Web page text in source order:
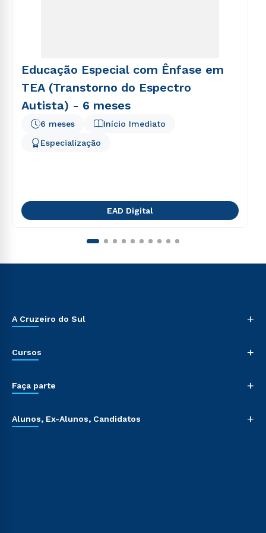
Educação Especial com Ênfase em
TEA (Transtorno do Espectro
Autista) - 6 meses
Início Imediato
6 meses
Especialização
EAD Digital
A Cruzeiro do Sul +
Cursos +
Faça parte +
Alunos, Ex-Alunos, Candidatos +